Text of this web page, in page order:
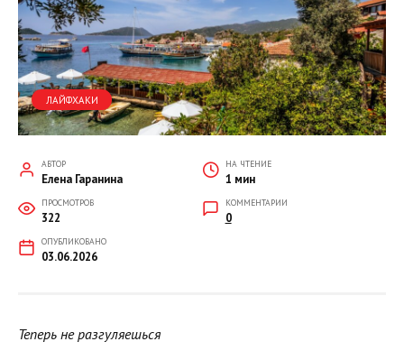
ЛАЙФХАКИ
АВТОР
Елена Гаранина
НА ЧТЕНИЕ
1 мин
ПРОСМОТРОВ
322
КОММЕНТАРИИ
0
ОПУБЛИКОВАНО
03.06.2026
Теперь не разгуляешься